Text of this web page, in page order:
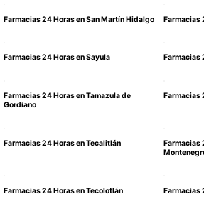
Farmacias 24 Horas en San Martín Hidalgo Farmacias
Farmacias 24 Horas en Sayula Farmacias
Farmacias 24 Horas en Tamazula de
Gordiano
Farmacias
Farmacias 24 Horas en Tecalitlán
Farmacias
Farmacias 24 Horas en Tecolotlán Farmacias